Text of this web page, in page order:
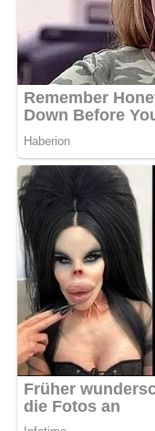
Kein Spam, kein Bullshit,
Waffeln
Die weiche
Zucker und den
Das Mehl mit
Das Mehl und die
Wechsel unter die
Mischung rühren,
Das Waffeleisen
einfetten.
Jeweils eine
geben und die